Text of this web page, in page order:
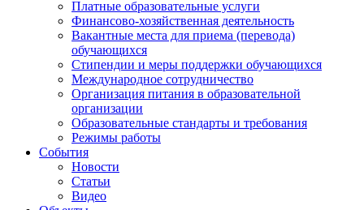
Платные образовательные услуги
Финансово-хозяйственная деятельность
Вакантные места для приема (перевода)
обучающихся
Стипендии и меры поддержки обучающихся
Международное сотрудничество
Организация питания в образовательной
организации
Образовательные стандарты и требования
Режимы работы
События
Новости
Статьи
Видео